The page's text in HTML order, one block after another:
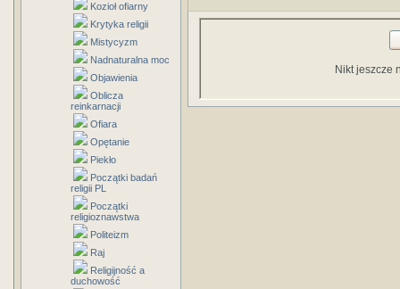
Kozioł ofiarny
Krytyka religii
Mistycyzm
Nadnaturalna moc
Objawienia
Oblicza
reinkarnacji
Ofiara
Opętanie
Piekło
Początki badań
religii PL
Początki
religioznawstwa
Politeizm
Raj
Religijność a
duchowość
Nikt jeszcze